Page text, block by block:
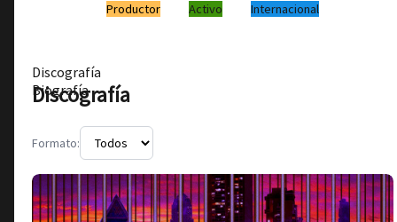
Productor Activo Internacional
Discografía
Biografía
Discografía
Formato: